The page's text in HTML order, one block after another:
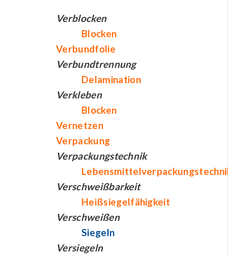
Verblocken
Blocken
Verbundfolie
Verbundtrennung
Delamination
Verkleben
Blocken
Vernetzen
Verpackung
Verpackungstechnik
Verschweißbarkeit
Heißsiegelfähigkeit
Verschweißen
Siegeln
Versiegeln